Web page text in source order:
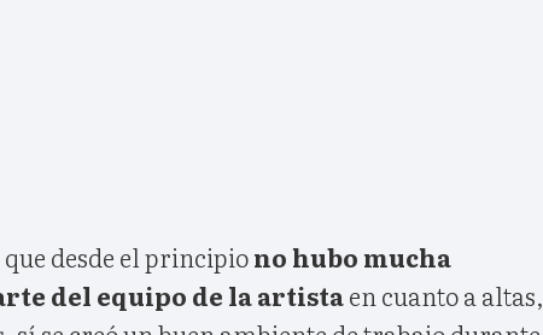
desde el principiono hubo mucha
del equipo de la artistaen cuanto a altas,